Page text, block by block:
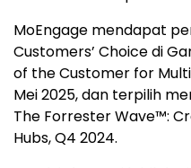
MoEngage mendapat
Customers’ Choice di
of the Customer for
Mei 2025, dan terpilih
The Forrester Wave™:
Hubs, Q4 2024.